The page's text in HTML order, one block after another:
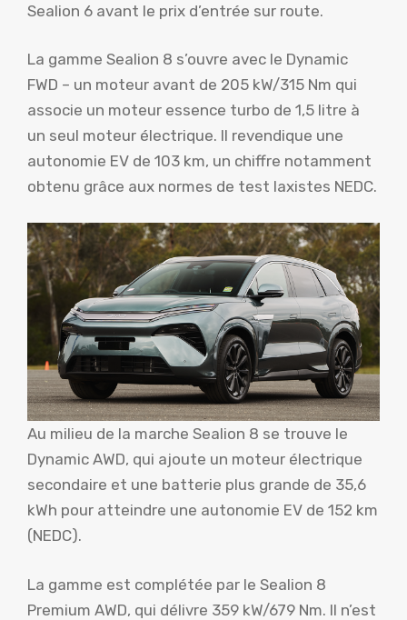
Sealion 6 avant le prix d’entrée sur route.
La gamme Sealion 8 s’ouvre avec le Dynamic
FWD – un moteur avant de 205 kW/315 Nm qui
associe un moteur essence turbo de 1,5 litre à
un seul moteur électrique. Il revendique une
autonomie EV de 103 km, un chiffre notamment
obtenu grâce aux normes de test laxistes NEDC.
Au milieu de la marche Sealion 8 se trouve le
Dynamic AWD, qui ajoute un moteur électrique
secondaire et une batterie plus grande de 35,6
kWh pour atteindre une autonomie EV de 152 km
(NEDC).
La gamme est complétée par le Sealion 8
Premium AWD, qui délivre 359 kW/679 Nm. Il n’est